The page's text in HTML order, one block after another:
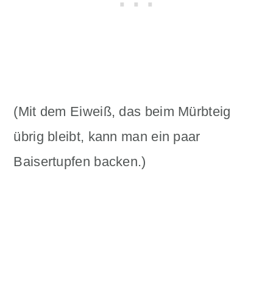
(Mit dem Eiweiß, das beim Mürbteig
übrig bleibt, kann man ein paar
Baisertupfen backen.)